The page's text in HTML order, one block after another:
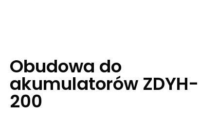
Obudowa do
akumulatorów ZDYH-
200